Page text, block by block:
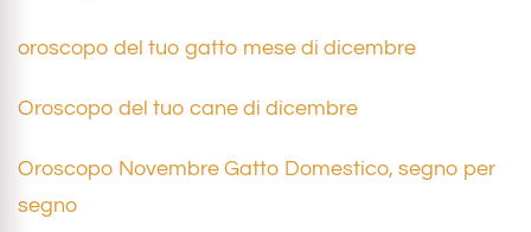
oroscopo del tuo gatto mese di dicembre
Oroscopo del tuo cane di dicembre
Oroscopo Novembre Gatto Domestico, segno per
segno